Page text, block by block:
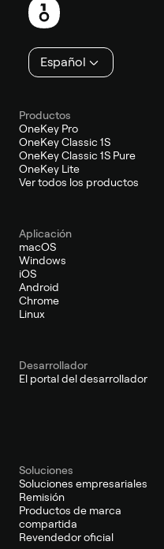
página
Español
Productos
OneKey Pro
OneKey Classic 1S
OneKey Classic 1S Pure
OneKey Lite
Ver todos los productos
Aplicación
macOS
Windows
iOS
Android
Chrome
Linux
Desarrollador
El portal del desarrollador
Soluciones
Soluciones empresariales
Remisión
Productos de marca
compartida
Revendedor oficial